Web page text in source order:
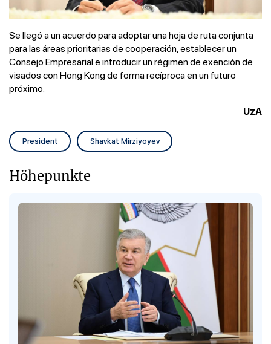
Se llegó a un acuerdo para adoptar una hoja de ruta conjunta
para las áreas prioritarias de cooperación, establecer un
Consejo Empresarial e introducir un régimen de exención de
visados ​​con Hong Kong de forma recíproca en un futuro
próximo.
UzA
President Shavkat Mirziyoyev
Höhepunkte